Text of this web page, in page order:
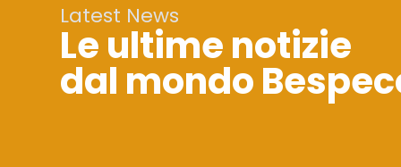
Latest News
Le ultime notizie
dal mondo